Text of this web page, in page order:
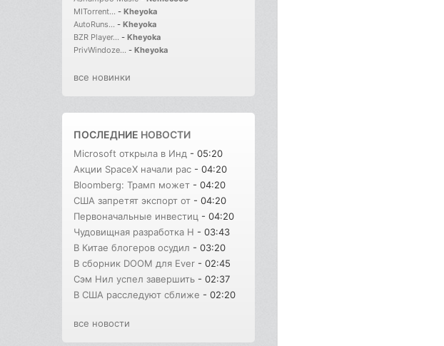
MITorrent... - Kheyoka
AutoRuns... - Kheyoka
BZR Player... - Kheyoka
PrivWindoze... - Kheyoka
все новинки
ПОСЛЕДНИЕ НОВОСТИ
Microsoft открыла в Инд - 05:20
Акции SpaceX начали рас - 04:20
Bloomberg: Трамп может - 04:20
США запретят экспорт от - 04:20
Первоначальные инвестиц - 04:20
Чудовищная разработка H - 03:43
В Китае блогеров осудил - 03:20
В сборник DOOM для Ever - 02:45
Сэм Нил успел завершить - 02:37
В США расследуют сближе - 02:20
все новости